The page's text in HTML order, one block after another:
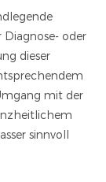
Diagnose- oder
dieser
mit der
sinnvoll